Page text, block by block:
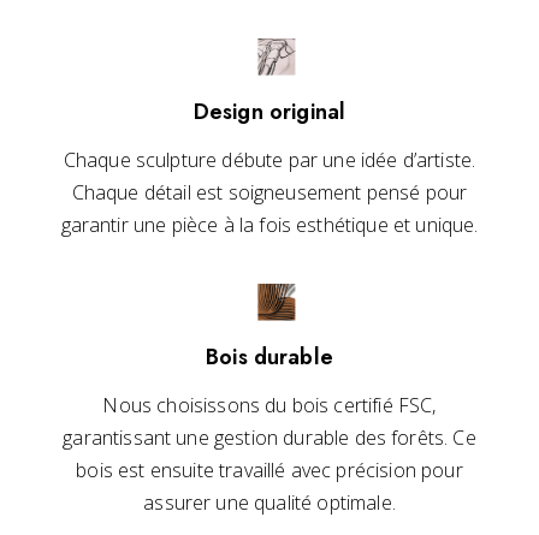
Design original
Chaque sculpture débute par une idée d’artiste.
Chaque détail est soigneusement pensé pour
garantir une pièce à la fois esthétique et unique.
Bois durable
Nous choisissons du bois certifié FSC,
garantissant une gestion durable des forêts. Ce
bois est ensuite travaillé avec précision pour
assurer une qualité optimale.